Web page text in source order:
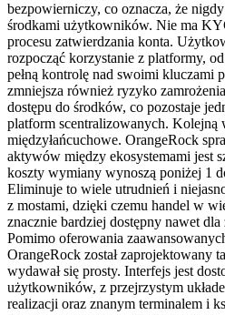
bezpowierniczy, co oznacza, że
środkami użytkowników. Nie ma
procesu zatwierdzania konta.
rozpocząć korzystanie z platformy,
pełną kontrolę nad swoimi kluczami
zmniejsza również ryzyko
dostępu do środków, co pozostaje
platform scentralizowanych. Kolejną
międzyłańcuchowe. OrangeRock
aktywów między ekosystemami jest
koszty wymiany wynoszą poniżej 1
Eliminuje to wiele utrudnień i
z mostami, dzięki czemu handel w
znacznie bardziej dostępny nawet
Pomimo oferowania
OrangeRock został zaprojektowany
wydawał się prosty. Interfejs jest
użytkowników, z przejrzystym
realizacji oraz znanym terminalem i